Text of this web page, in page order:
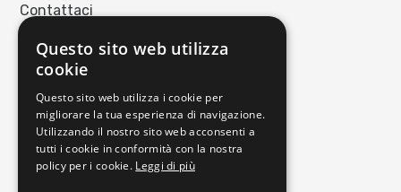
Contattaci
Privacy policy
Termini e condizioni
Richiedi reso
Orari di apertura
Questo sito web utilizza
cookie
Questo sito web utilizza i cookie per
migliorare la tua esperienza di navigazione.
Utilizzando il nostro sito web acconsenti a
tutti i cookie in conformità con la nostra
policy per i cookie. Leggi di più